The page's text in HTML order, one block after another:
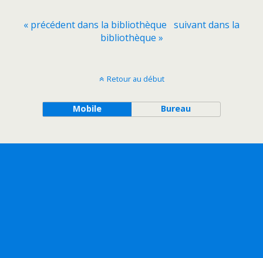
« précédent dans la bibliothèque suivant dans la
bibliothèque »
Retour au début
Mobile Bureau